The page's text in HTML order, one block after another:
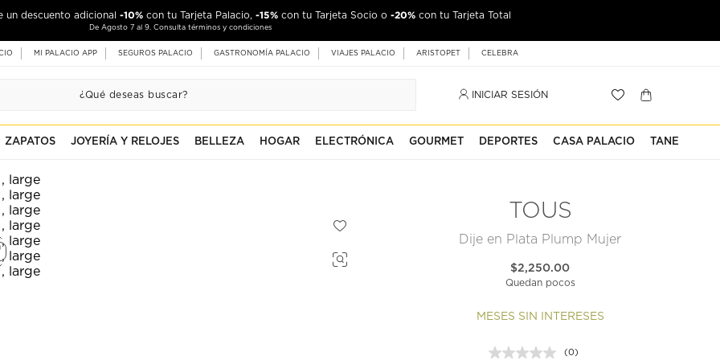
un descuento adicional -10% con tu Tarjeta Palacio, -15% con tu Tarjeta Socio o -20% con tu Tarjeta Total
De Agosto 7 al 9. Consulta términos y condiciones
MI PALACIO APP SEGUROS PALACIO GASTRONOMÍA PALACIO VIAJES PALACIO ARISTOPET CELEBRA
INICIAR SESIÓN
ZAPATOS JOYERÍA Y RELOJES BELLEZA HOGAR ELECTRÓNICA GOURMET DEPORTES CASA PALACIO TANE
TOUS
Dije en Plata Plump Mujer
$2,250.00
Quedan pocos
MESES SIN INTERESES
(0)